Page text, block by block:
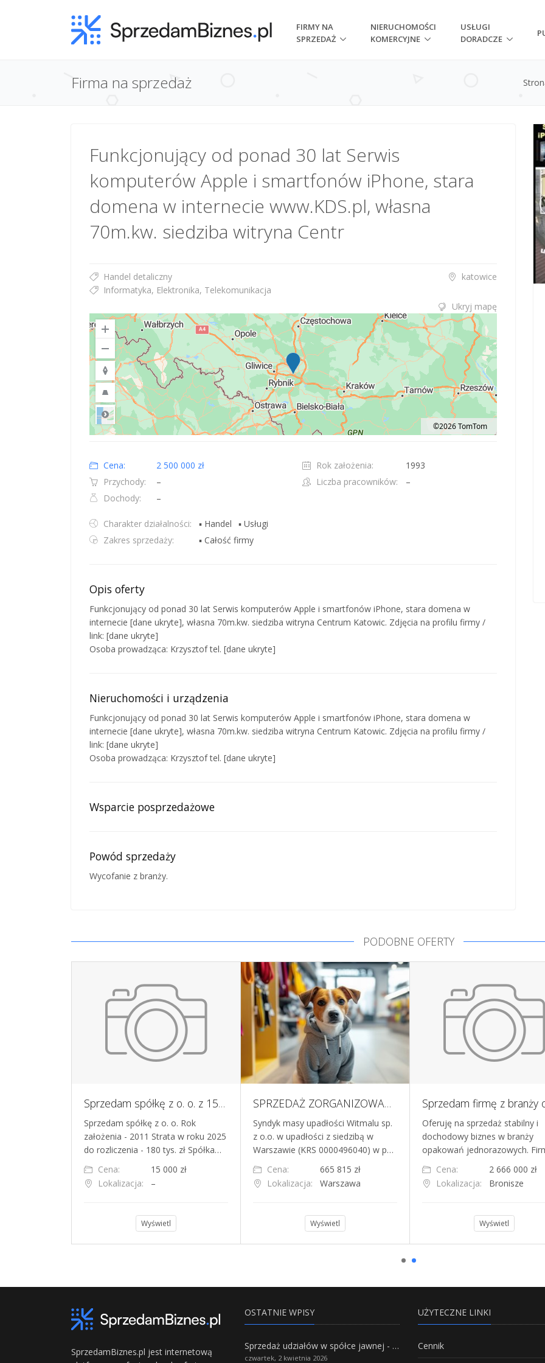
FIRMY NA
SPRZEDAŻ
NIERUCHOMOŚCI
KOMERCYJNE
USŁUGI
DORADCZE
Firma na sprzedaż
Funkcjonujący od ponad 30 lat Serwis
komputerów Apple i smartfonów iPhone, stara
domena w internecie www.KDS.pl, własna
70m.kw. siedziba witryna Centr
Handel detaliczny
Informatyka, Elektronika, Telekomunikacja
katowice
Ukryj mapę
Map shortcuts: Zoom out: hyphen. Zoom in: plus. Pan right 100 pixels: right arrow. Pan left 100 pixels: left arrow. Pan up 100 pixels: up
Road
©2026 TomTom
Cena:
2 500 000 zł
Przychody:
–
Dochody:
–
Rok założenia:
1993
Liczba pracowników:
–
Charakter działalności: ▪ Handel
▪ Usługi
Zakres sprzedaży:
▪ Całość firmy
Opis oferty
Funkcjonujący od ponad 30 lat Serwis komputerów Apple i smartfonów iPhone, stara domena w
internecie [dane ukryte], własna 70m.kw. siedziba witryna Centrum Katowic. Zdjęcia na profilu firmy /
link: [dane ukryte]
Osoba prowadząca: Krzysztof tel. [dane ukryte]
Nieruchomości i urządzenia
Funkcjonujący od ponad 30 lat Serwis komputerów Apple i smartfonów iPhone, stara domena w
internecie [dane ukryte], własna 70m.kw. siedziba witryna Centrum Katowic. Zdjęcia na profilu firmy /
link: [dane ukryte]
Osoba prowadząca: Krzysztof tel. [dane ukryte]
Wsparcie posprzedażowe
Powód sprzedaży
Wycofanie z branży.
PODOBNE OFERTY
Sprzedam spółkę z o. o. z 15-letnią historią ze stratą w roku 2025 - bez długu
Sprzedam spółkę z o. o. Rok
założenia - 2011 Strata w roku 2025
do rozliczenia - 180 tys. zł Spółka…
Cena:
15 000 zł
Lokalizacja:
–
Wyświetl
SPRZEDAŻ ZORGANIZOWANEJ CZĘŚCI PRZEDSIĘBIORSTWA E-COMMERCE W BRANŻY PET CARE
Syndyk masy upadłości Witmalu sp.
z o.o. w upadłości z siedzibą w
Warszawie (KRS 0000496040) w p…
Cena:
665 815 zł
Lokalizacja:
Warszawa
Wyświetl
Oferuję na sprzedaż stabilny i
dochodowy biznes w branży
opakowań jednorazowych.
Cena:
2 666 000 zł
Lokalizacja:
Bronisze
Wyświetl
SprzedamBiznes.pl jest internetową
OSTATNIE WPISY
Sprzedaż udziałów w spółce jawnej - Wszystko, co trzeba wiedzieć.
czwartek, 2 kwietnia 2026
UŻYTECZNE LINKI
Cennik